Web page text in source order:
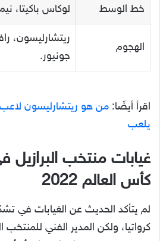
خط الوسط لوكاس باكيتا،
الهجوم
ريتشارليسون،
جونيور.
اقرأ أيضًا: من هو ريتشارليسون لاعب
يلعب
غيابات منتخب البرازيل
كأس العالم 2022
لم يتأكد الحديث عن الغيابات في
كرواتيا، ولكن المدير الفني للمنتخب